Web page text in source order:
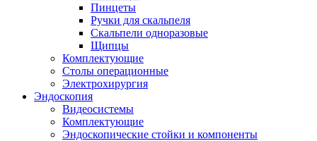
Пинцеты
Ручки для скальпеля
Скальпели одноразовые
Щипцы
Комплектующие
Столы операционные
Электрохирургия
Эндоскопия
Видеосистемы
Комплектующие
Эндоскопические стойки и компоненты